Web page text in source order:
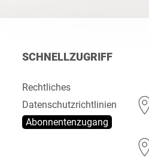
SCHNELLZUGRIFF
Rechtliches
Datenschutzrichtlinien
Abonnentenzugang